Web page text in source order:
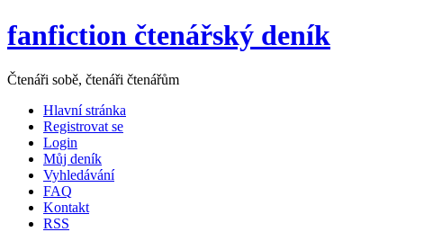
fanfiction čtenářský deník
Čtenáři sobě, čtenáři čtenářům
Hlavní stránka
Registrovat se
Login
Můj deník
Vyhledávání
FAQ
Kontakt
RSS